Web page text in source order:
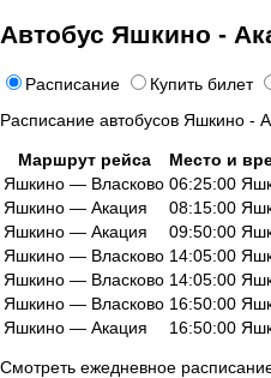
Автобус Яшкино -
Расписание Купить билет
Расписание автобусов Яшкино -
Маршрут рейса Место и
Яшкино — Власково 06:25:00
Яшкино — Акация
08:15:00
Яшкино — Акация
09:50:00
Яшкино — Власково 14:05:00
Яшкино — Власково 14:05:00
Яшкино — Власково 16:50:00
Яшкино — Акация
16:50:00
Смотреть ежедневное